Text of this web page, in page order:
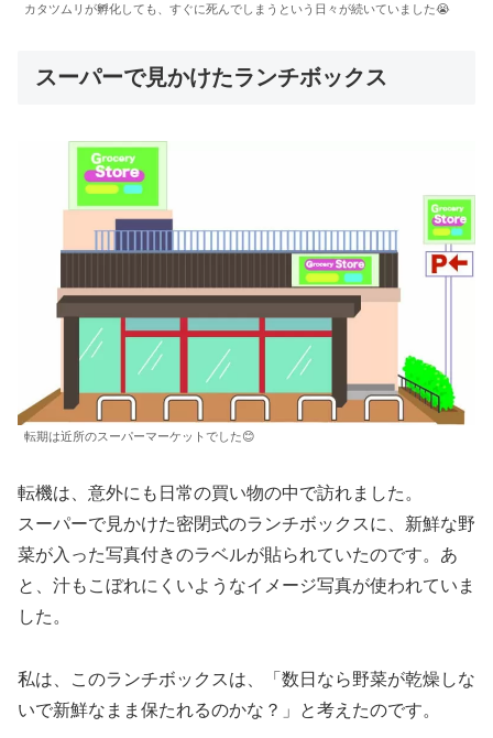
カタツムリが孵化しても、すぐに死んでしまうという日々が続いていました😭
スーパーで見かけたランチボックス
転期は近所のスーパーマーケットでした😊
転機は、意外にも日常の買い物の中で訪れました。
スーパーで見かけた密閉式のランチボックスに、新鮮な野
菜が入った写真付きのラベルが貼られていたのです。あ
と、汁もこぼれにくいようなイメージ写真が使われていま
した。
私は、このランチボックスは、「数日なら野菜が乾燥しな
いで新鮮なまま保たれるのかな？」と考えたのです。